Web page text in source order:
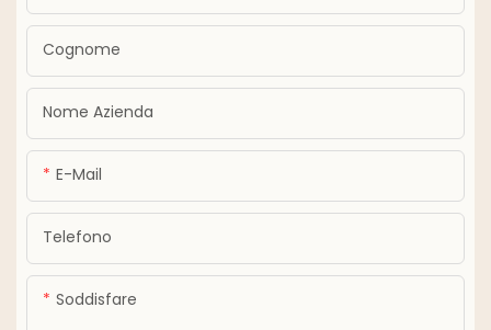
Cognome
Nome Azienda
E-Mail
Telefono
Soddisfare